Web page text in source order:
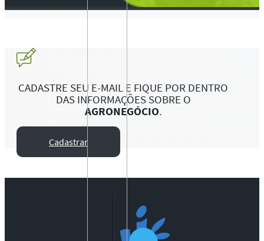
CADASTRE SEU E-MAIL E FIQUE POR DENTRO
DAS INFORMAÇÕES SOBRE O
AGRONEGÓCIO.
Cadastrar